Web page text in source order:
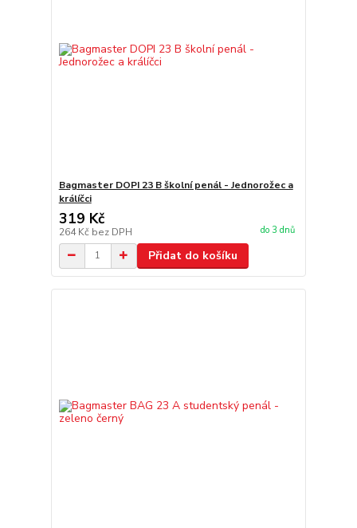
Bagmaster DOPI 23 B školní penál - Jednorožec a
králíčci
319 Kč
264 Kč bez DPH do 3 dnů
Přidat do košíku